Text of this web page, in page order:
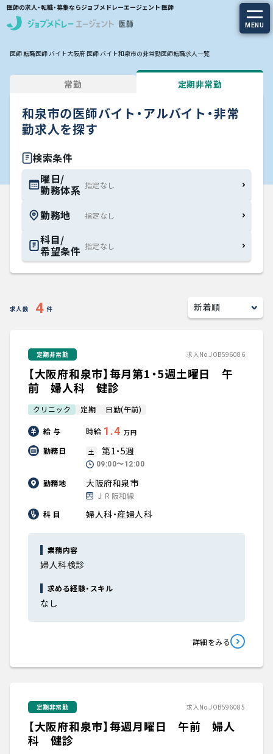
医師の求人・転職・募集ならジョブメドレーエージェント 医師
MENU
求人を探す
常勤の求人
定期非常勤の求人
特集から探す
エージェントサービス
エージェントサービスTOP
サービスの流れ
知りたい・聞きたい
転職成功事例
医師の転職マニュアル
データで見る医師の平均年収
医師に役立つ取材記事
大学医局紹介
医師 転職医師 バイト大阪府 医師 バイト和泉市の非常勤医師転職求人一覧
常勤 定期非常勤
和泉市の医師バイト・アルバイト・非常
勤求人を探す
検索条件
曜日/
勤務体系
勤務地
科目/
希望条件
求人数 4 件
定期非常勤 求人No.JOB596086
【大阪府和泉市】毎月第1・5週土曜日 午
前 婦人科 健診
クリニック 定期 日勤(午前)
給 与 時給 1.4 万円
勤務日 土 第1・5週
09:00〜12:00
勤務地 大阪府和泉市
ＪＲ阪和線
科 目
婦人科・産婦人科
業務内容
婦人科検診
求める経験・スキル
なし
詳細をみる
定期非常勤 求人No.JOB596085
【大阪府和泉市】毎週月曜日 午前 婦人
科 健診